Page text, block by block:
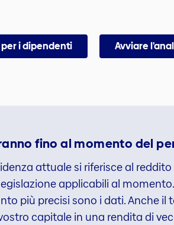
i dipendenti Avviare
fino al momento del
attuale si riferisce al
applicabili al
più precisi sono i dati. Anche il
capitale in una rendita di